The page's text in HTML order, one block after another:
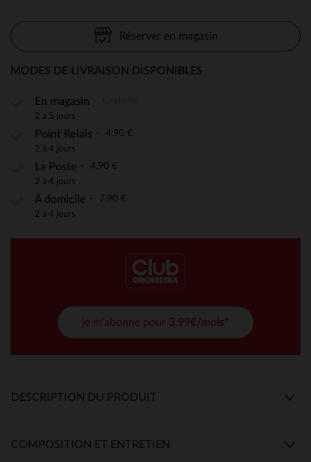
Réserver en magasin
MODES DE LIVRAISON DISPONIBLES
En magasin
2 à 5 jours
Point Relais 4,90 €
2 à 4 jours
La Poste 4,90 €
2 à 4 jours
À domicile 7,90 €
2 à 4 jours
je m'abonne pour 3,99€/mois*
DESCRIPTION DU PRODUIT
COMPOSITION ET ENTRETIEN